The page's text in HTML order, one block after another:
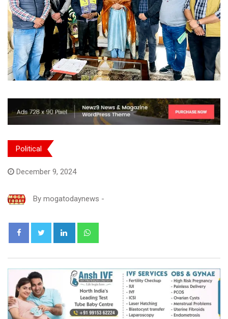
Political
December 9, 2024
By mogatodaynews -
LinkedIn